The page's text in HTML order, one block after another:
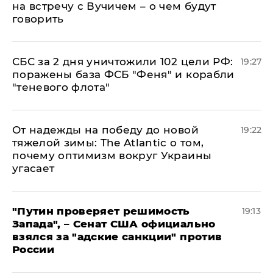
на встречу с Вучичем – о чем будут
говорить
СБС за 2 дня уничтожили 102 цели РФ:
поражены база ФСБ "Феня" и корабли
"теневого флота"
19:27
От надежды на победу до новой
тяжелой зимы: The Atlantic о том,
почему оптимизм вокруг Украины
угасает
19:22
"Путин проверяет решимость
Запада", – Сенат США официально
взялся за "адские санкции" против
России
19:13